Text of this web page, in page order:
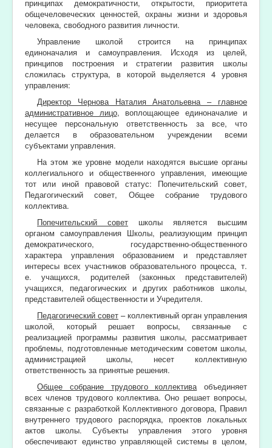
принципах демократичности, открытости, приоритета
общечеловеческих ценностей, охраны жизни и здоровья
человека, свободного развития личности.
Управление школой строится на принципах
единоначалия и самоуправления. Исходя из целей,
принципов построения и стратегии развития школы
сложилась структура, в которой выделяется 4 уровня
управления:
Директор Чернова Наталия Анатольевна – главное
административное лицо, воплощающее единоначалие и
несущее персональную ответственность за все, что
делается в образовательном учреждении всеми
субъектами управления.
На этом же уровне модели находятся высшие органы
коллегиального и общественного управления, имеющие
тот или иной правовой статус: Попечительский совет,
Педагогический совет, Общее собрание трудового
коллектива.
Попечительский совет школы является высшим
органом самоуправления Школы, реализующим принцип
демократического, государственно-общественного
характера управления образованием и представляет
интересы всех участников образовательного процесса, т.
е. учащихся, родителей (законных представителей)
учащихся, педагогических и других работников школы,
представителей общественности и Учредителя.
Педагогический совет – коллективный орган управления
школой, который решает вопросы, связанные с
реализацией программы развития школы, рассматривает
проблемы, подготовленные методическим советом школы,
администрацией школы, несет коллективную
ответственность за принятые решения.
Общее собрание трудового коллективаобъединяет
всех членов трудового коллектива. Оно решает вопросы,
связанные с разработкой Коллективного договора, Правил
внутреннего трудового распорядка, проектов локальных
актов школы. Субъекты управления этого уровня
обеспечивают единство управляющей системы в целом,